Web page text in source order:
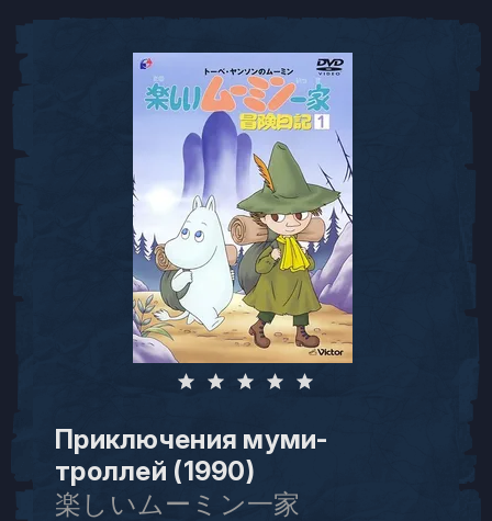
Приключения муми-
троллей (1990)
楽しいムーミン一家